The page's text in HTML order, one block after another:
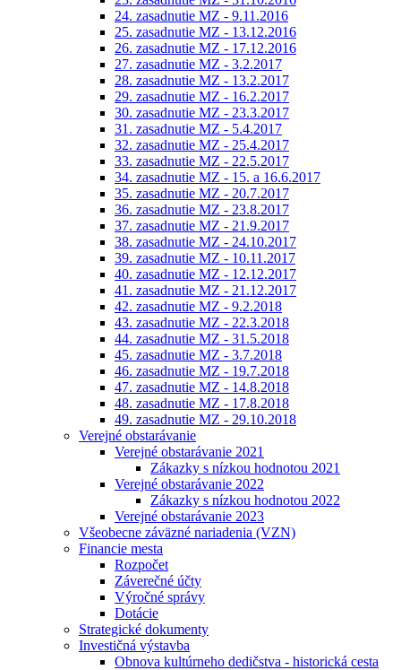
24. zasadnutie MZ - 9.11.2016
25. zasadnutie MZ - 13.12.2016
26. zasadnutie MZ - 17.12.2016
27. zasadnutie MZ - 3.2.2017
28. zasadnutie MZ - 13.2.2017
29. zasadnutie MZ - 16.2.2017
30. zasadnutie MZ - 23.3.2017
31. zasadnutie MZ - 5.4.2017
32. zasadnutie MZ - 25.4.2017
33. zasadnutie MZ - 22.5.2017
34. zasadnutie MZ - 15. a 16.6.2017
35. zasadnutie MZ - 20.7.2017
36. zasadnutie MZ - 23.8.2017
37. zasadnutie MZ - 21.9.2017
38. zasadnutie MZ - 24.10.2017
39. zasadnutie MZ - 10.11.2017
40. zasadnutie MZ - 12.12.2017
41. zasadnutie MZ - 21.12.2017
42. zasadnutie MZ - 9.2.2018
43. zasadnutie MZ - 22.3.2018
44. zasadnutie MZ - 31.5.2018
45. zasadnutie MZ - 3.7.2018
46. zasadnutie MZ - 19.7.2018
47. zasadnutie MZ - 14.8.2018
48. zasadnutie MZ - 17.8.2018
49. zasadnutie MZ - 29.10.2018
Verejné obstarávanie
Verejné obstarávanie 2021
Zákazky s nízkou hodnotou 2021
Verejné obstarávanie 2022
Zákazky s nízkou hodnotou 2022
Verejné obstarávanie 2023
Všeobecne záväzné nariadenia (VZN)
Financie mesta
Rozpočet
Záverečné účty
Výročné správy
Dotácie
Strategické dokumenty
Investičná výstavba
Obnova kultúrneho dedičstva - historická cesta